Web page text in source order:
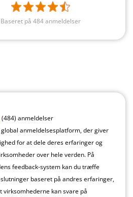
Baseret på 484 anmeldelser
(484) anmeldelser
anmeldelsesplatform, der giver
for at dele deres erfaringer og
over hele verden. På
feedback-system kan du træffe
baseret på andres erfaringer,
virksomhederne kan svare på